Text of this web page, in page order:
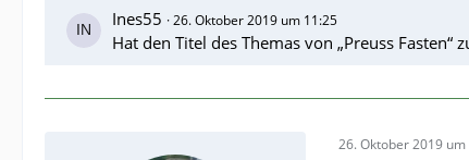
Ines55 26. Oktober 2019 um 11:25
Hat den Titel des Themas von „Preuss Fasten“
26. Oktober 2019 um